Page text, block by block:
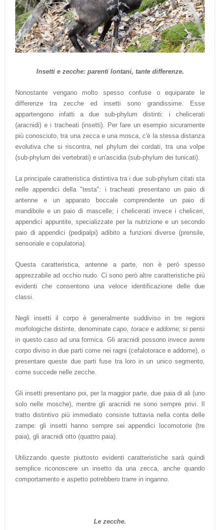
Insetti e zecche: parenti lontani, tante differenze.
Nonostante vengano molto spesso confuse o equiparate le
differenze tra zecche ed insetti sono grandissime. Esse
appartengono infatti a due sub-phylum distinti: i chelicerati
(aracnidi) e i tracheati (insetti). Per fare un esempio sicuramente
più conosciuto, tra una zecca e una mosca, c'è la stessa distanza
evolutiva che si riscontra, nel phylum dei cordati, tra una volpe
(sub-phylum dei vertebrati) e un'ascidia (sub-phylum dei tunicati).
La principale caratteristica distintiva tra i due sub-phylum citati sta
nelle appendici della "testa": i tracheati presentano un paio di
antenne e un apparato boccale comprendente un paio di
mandibole e un paio di mascelle; i chelicerati invece i cheliceri,
appendici appuntite, specializzate per la nutrizione e un secondo
paio di appendici (pedipalpi) adibito a funzioni diverse (prensile,
sensoriale e copulatoria).
Questa caratteristica, antenne a parte, non è però spesso
apprezzabile ad occhio nudo. Ci sono però altre caratteristiche più
evidenti che consentono una veloce identificazione delle due
classi.
Negli insetti il corpo è generalmente suddiviso in tre regioni
morfologiche distinte, denominatecapo toracee addome; si pensi
in questo caso ad una formica. Gli aracnidi possono invece avere
corpo diviso in due parti come nei ragni (cefalotorace e addome), o
presentare queste due parti fuse tra loro in un unico segmento,
come succede nelle zecche.
Gli insetti presentano poi, per la maggior parte, due paia di ali (uno
solo nelle mosche), mentre gli aracnidi ne sono sempre privi. Il
tratto distintivo più immediato consiste tuttavia nella conta delle
zampe: gli insetti hanno sempre sei appendici locomotorie (tre
paia), gli aracnidi otto (quattro paia).
Utilizzando queste piuttosto evidenti caratteristiche sarà quindi
semplice riconoscere un insetto da una zecca, anche quando
comportamento e aspetto potrebbero trarre in inganno.
Le zecche.